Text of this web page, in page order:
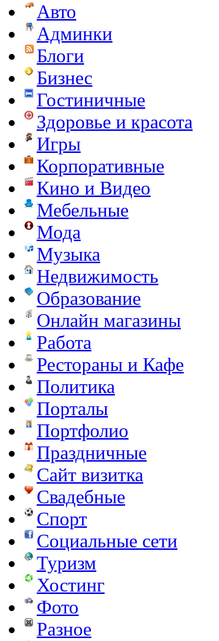
Авто
Админки
Блоги
Бизнес
Гостиничные
Здоровье и красота
Игры
Корпоративные
Кино и Видео
Мебельные
Мода
Музыка
Недвижимость
Образование
Онлайн магазины
Работа
Рестораны и Кафе
Политика
Порталы
Портфолио
Праздничные
Сайт визитка
Свадебные
Спорт
Социальные сети
Туризм
Хостинг
Фото
Разное